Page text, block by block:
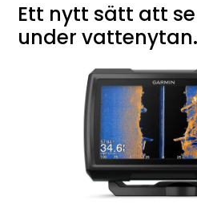
Ett nytt sätt att
under vattenytan.